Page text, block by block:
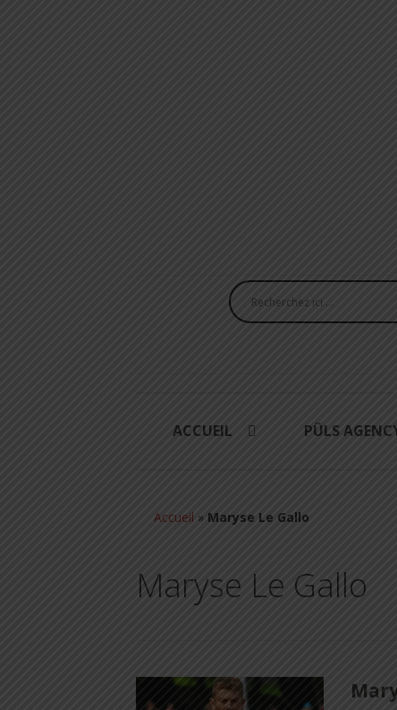
ACCUEIL PÜLS
Accueil » Maryse Le Gallo
Maryse Le Gallo